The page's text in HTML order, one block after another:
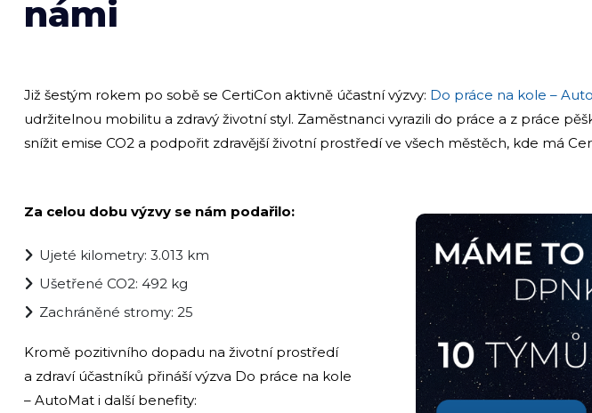
námi
Již šestým rokem po sobě se CertiCon aktivně účastní výzvy: Do práce na kole –
udržitelnou mobilitu a zdravý životní styl. Zaměstnanci vyrazili do práce a z práce
snížit emise CO2 a podpořit zdravější životní prostředí ve všech městěch, kde má
Za celou dobu výzvy se nám podařilo:
Ujeté kilometry: 3.013 km
Ušetřené CO2: 492 kg
Zachráněné stromy: 25
Kromě pozitivního dopadu na životní prostředí
a zdraví účastníků přináší výzva Do práce na kole
– AutoMat i další benefity: